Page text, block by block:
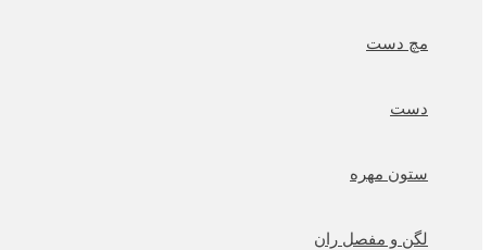
مچ دست
دست
ستون مهره
لگن و مفصل ران